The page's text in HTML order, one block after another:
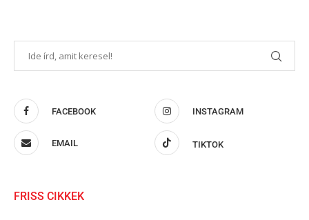
FACEBOOK INSTAGRAM
EMAIL TIKTOK
FRISS CIKKEK